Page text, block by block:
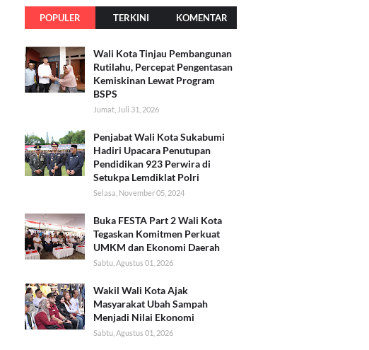
POPULER TERKINI KOMENTAR
Wali Kota Tinjau Pembangunan
Rutilahu, Percepat Pengentasan
Kemiskinan Lewat Program
BSPS
Jumat, Juli 31, 2026
Penjabat Wali Kota Sukabumi
Hadiri Upacara Penutupan
Pendidikan 923 Perwira di
Setukpa Lemdiklat Polri
Selasa, November 05, 2024
Buka FESTA Part 2 Wali Kota
Tegaskan Komitmen Perkuat
UMKM dan Ekonomi Daerah
Sabtu, Agustus 01, 2026
Wakil Wali Kota Ajak
Masyarakat Ubah Sampah
Menjadi Nilai Ekonomi
Sabtu, Agustus 01, 2026